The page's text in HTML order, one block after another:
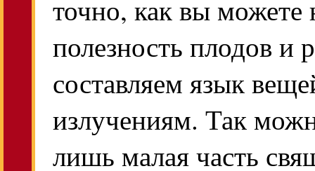
точно, как вы можете
полезность плодов и
составляем язык
излучениям. Так
лишь малая часть